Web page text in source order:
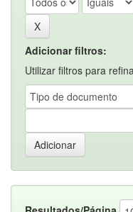
Adicionar filtros:
Utilizar filtros para